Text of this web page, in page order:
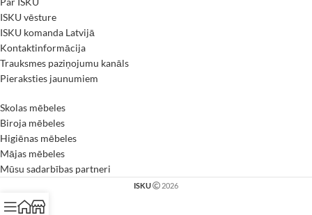
ISKU vēsture
ISKU komanda Latvijā
Kontaktinformācija
Trauksmes paziņojumu kanāls
Pieraksties jaunumiem
Skolas mēbeles
Biroja mēbeles
Higiēnas mēbeles
Mājas mēbeles
Mūsu sadarbības partneri
ISKU 2026